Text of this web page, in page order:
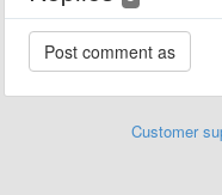
Customer